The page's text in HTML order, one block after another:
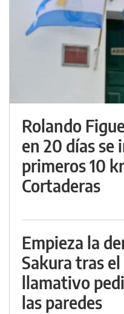
Rolando
en 20 días se
primeros 10
Cortaderas
Empieza la
Sakura tras
llamativo
las paredes